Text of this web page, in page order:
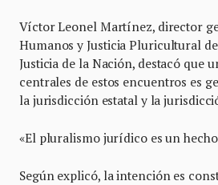
Víctor Leonel Martínez, director
Humanos y Justicia Pluricultural
Justicia de la Nación, destacó que
centrales de estos encuentros es
la jurisdicción estatal y la
«El pluralismo jurídico es un
Según explicó, la intención es